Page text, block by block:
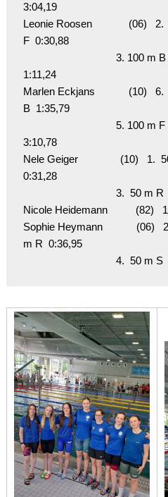
3:04,19
Leonie Roosen             (06)
F  0:30,88
1:11,24
Marlen Eckjans            (10)
B  1:35,79
3:10,78
Nele Geiger               (10)   1.
0:31,28
Nicole Heidemann          (82)
Sophie Heymann            (06)
m R  0:36,95